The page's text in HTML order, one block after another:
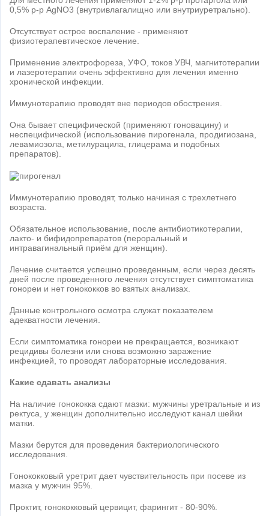
0,5% р-р AgNO3 (внутривлагалищно или внутриуретрально).
Отсутствует острое воспаление - применяют
физиотерапевтическое лечение.
Применение электрофореза, УФО, токов УВЧ, магнитотерапии
и лазеротерапии очень эффективно для лечения именно
хронической инфекции.
Иммунотерапию проводят вне периодов обострения.
Она бывает специфической (применяют гоновацину) и
неспецифической (использование пирогенала, продигиозана,
левамиозола, метилурацила, глицерама и подобных
препаратов).
Иммунотерапию проводят, только начиная с трехлетнего
возраста.
Обязательное использование, после антибиотикотерапии,
лакто- и бифидопрепаратов (пероральный и
интравагинальный приём для женщин).
Лечение считается успешно проведенным, если через десять
дней после проведенного лечения отсутствует симптоматика
гонореи и нет гонококков во взятых анализах.
Данные контрольного осмотра служат показателем
адекватности лечения.
Если симптоматика гонореи не прекращается, возникают
рецидивы болезни или снова возможно заражение
инфекцией, то проводят лабораторные исследования.
Какие сдавать анализы
На наличие гонококка сдают мазки: мужчины уретральные и из
ректуса, у женщин дополнительно исследуют канал шейки
матки.
Мазки берутся для проведения бактериологического
исследования.
Гонококковый уретрит дает чувствительность при посеве из
мазка у мужчин 95%.
Проктит, гонококковый цервицит, фарингит - 80-90%.